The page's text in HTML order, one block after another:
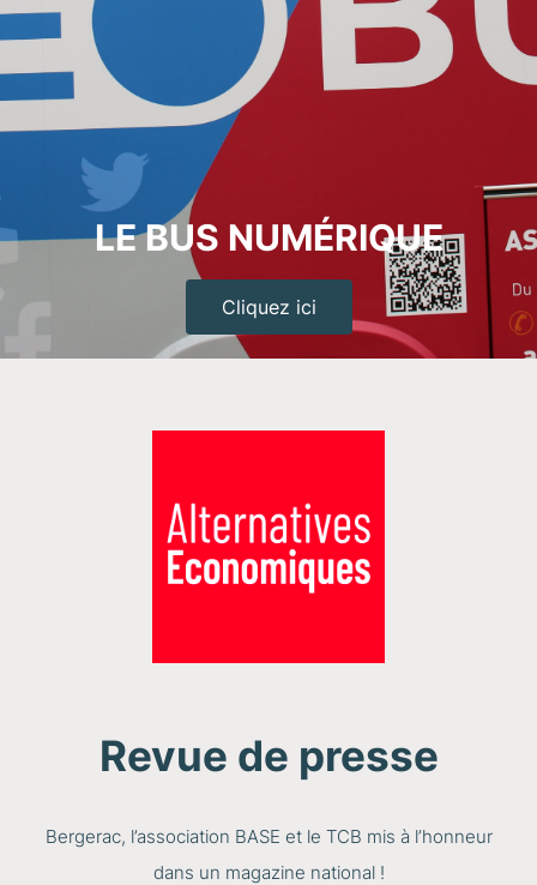
LE BUS NUMÉRIQUE
Cliquez ici
Revue de presse
Bergerac, l’association BASE et le TCB mis à l’honneur
dans un magazine national !